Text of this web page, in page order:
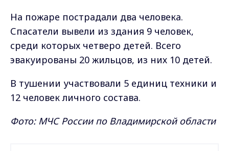
На пожаре пострадали два человека.
Спасатели вывели из здания 9 человек,
среди которых четверо детей. Всего
эвакуированы 20 жильцов, из них 10 детей.
В тушении участвовали 5 единиц техники и
12 человек личного состава.
Фото: МЧС России по Владимирской области